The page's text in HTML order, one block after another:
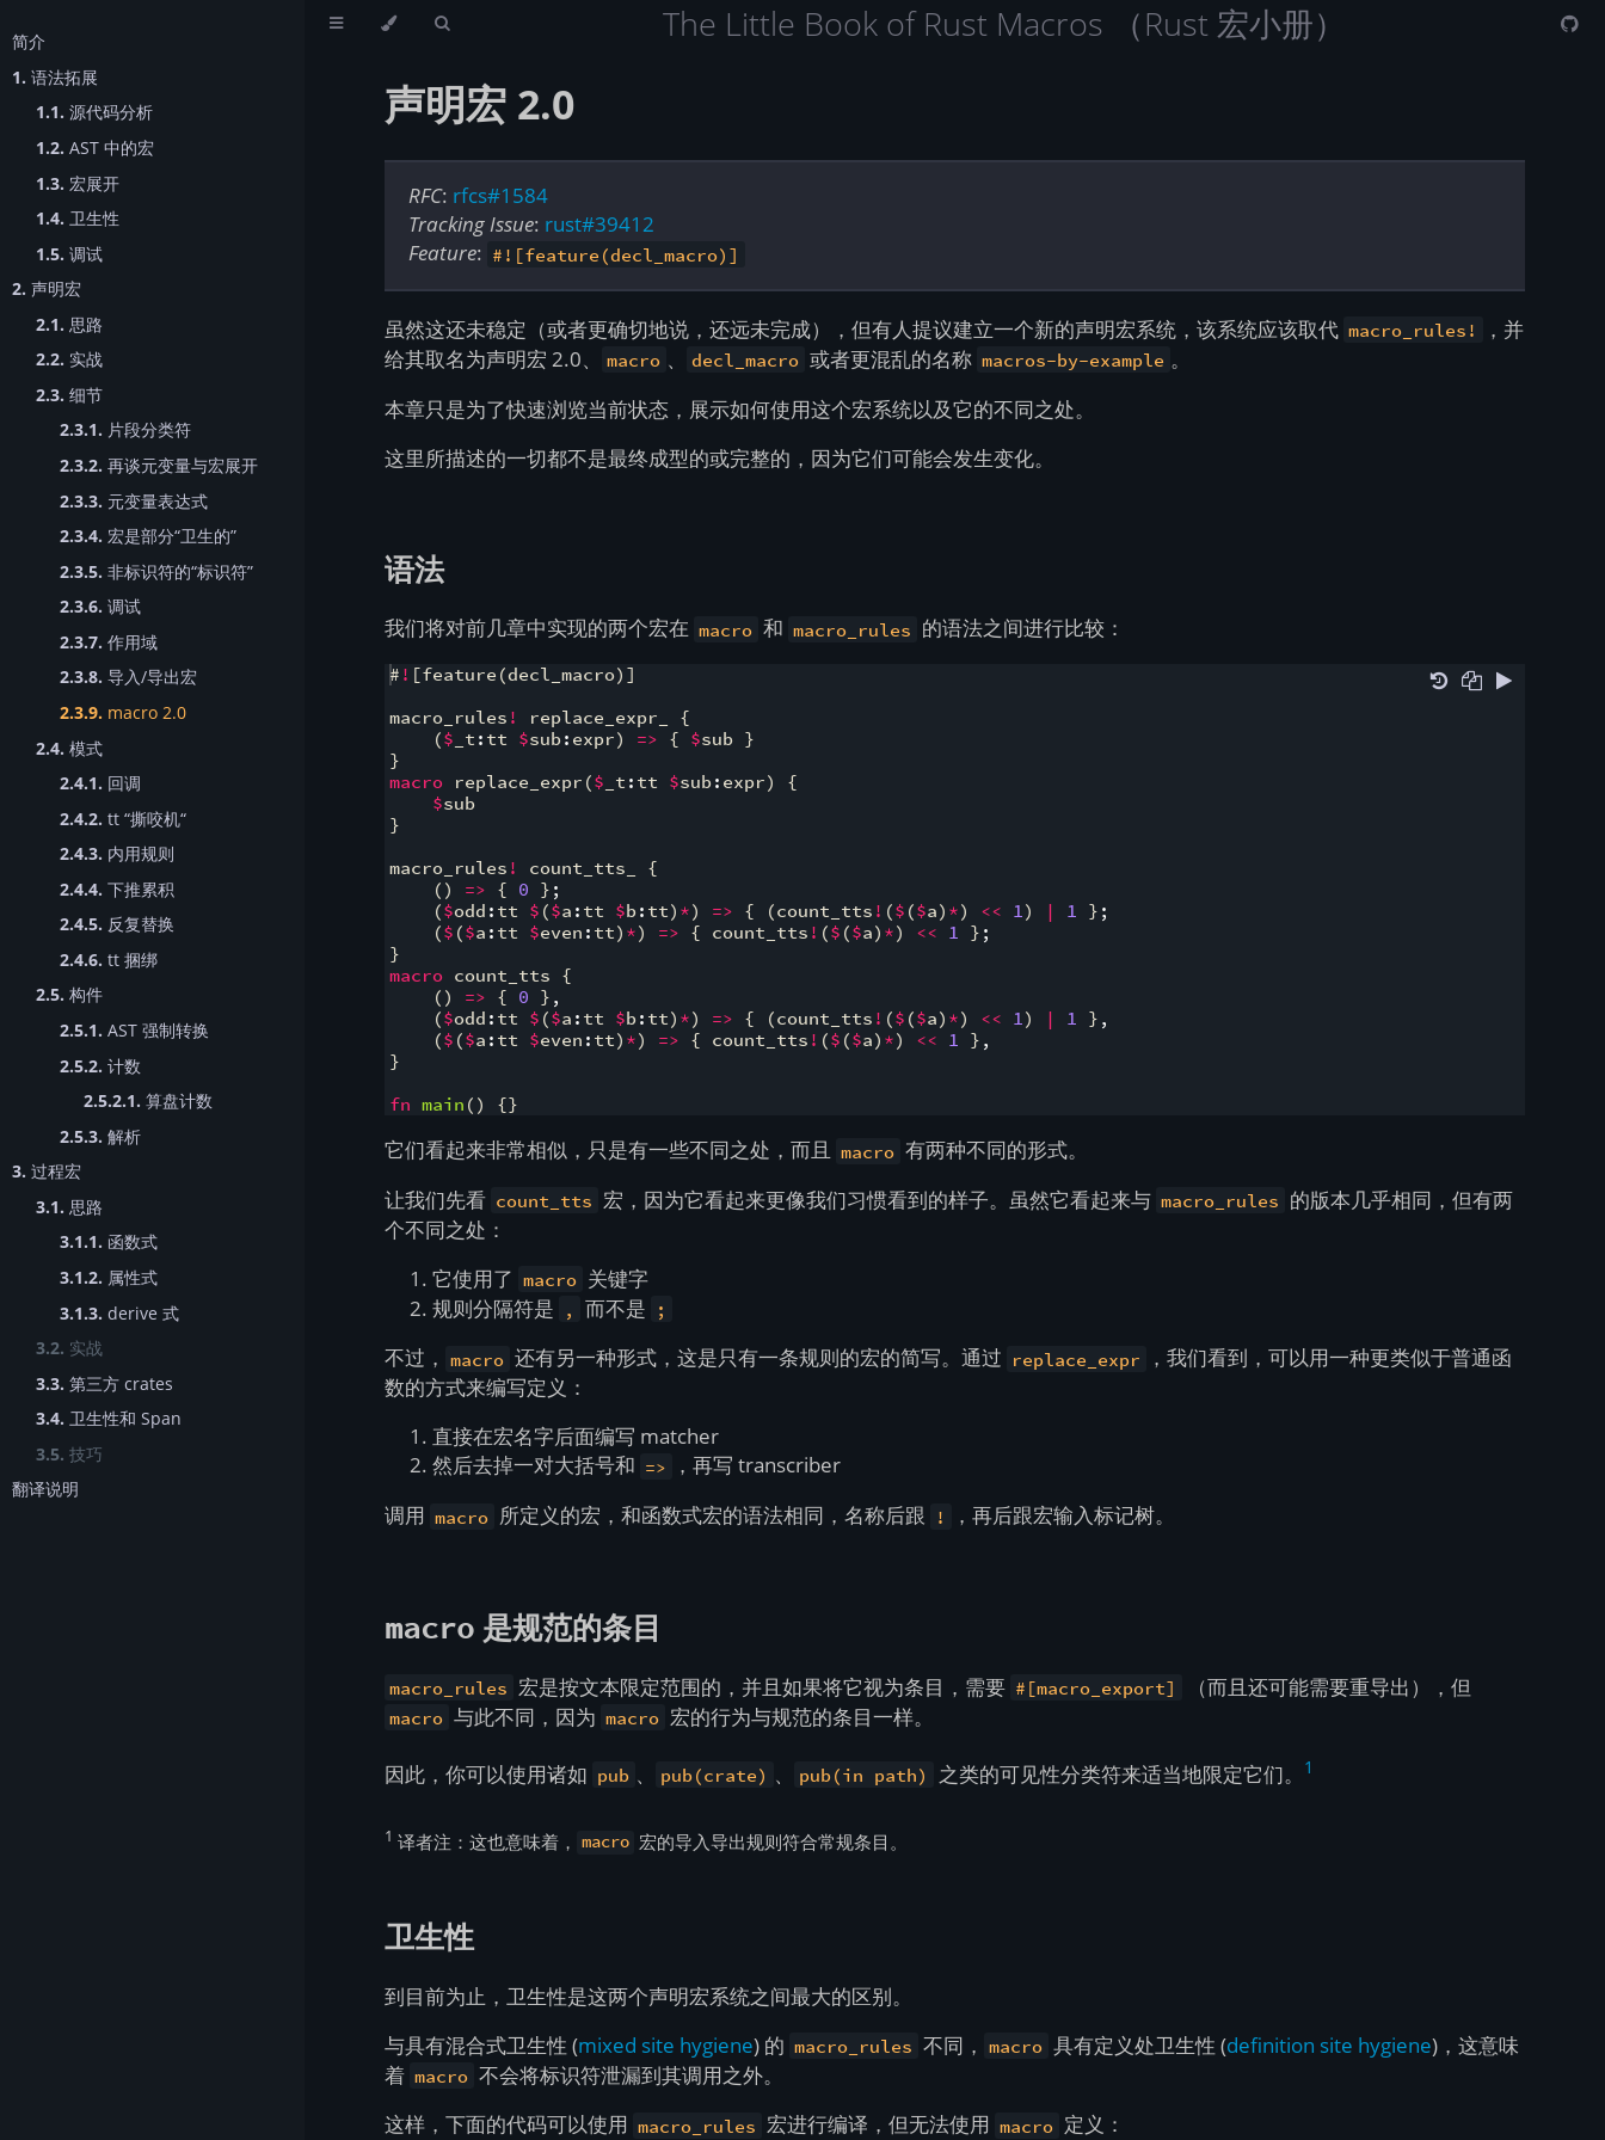
简介
1. 语法拓展
1.1. 源代码分析
1.2. AST 中的宏
1.3. 宏展开
1.4. 卫生性
1.5. 调试
2. 声明宏
2.1. 思路
2.2. 实战
2.3. 细节
2.3.1. 片段分类符
2.3.2. 再谈元变量与宏展开
2.3.3. 元变量表达式
2.3.4. 宏是部分“卫生的”
2.3.5. 非标识符的“标识符”
2.3.6. 调试
2.3.7. 作用域
2.3.8. 导入/导出宏
2.3.9. macro 2.0
2.4. 模式
2.4.1. 回调
2.4.2. tt “撕咬机“
2.4.3. 内用规则
2.4.4. 下推累积
2.4.5. 反复替换
2.4.6. tt 捆绑
2.5. 构件
2.5.1. AST 强制转换
2.5.2. 计数
2.5.2.1. 算盘计数
2.5.3. 解析
3. 过程宏
3.1. 思路
3.1.1. 函数式
3.1.2. 属性式
3.1.3. derive 式
3.2. 实战
3.3. 第三方 crates
3.4. 卫生性和 Span
3.5. 技巧
翻译说明
The Little Book of Rust Macros （Rust 宏小册）
声明宏 2.0
RFC: rfcs#1584
Tracking Issue: rust#39412
Feature: #![feature(decl_macro)]
虽然这还未稳定（或者更确切地说，还远未完成），但有人提议建立一个新的声明宏系统，该系统应该取代 macro_rules!
，并
给其取名为声明宏 2.0、
macro 、 decl_macro 或者更混乱的名称 macros-by-example 。
本章只是为了快速浏览当前状态，展示如何使用这个宏系统以及它的不同之处。
这里所描述的一切都不是最终成型的或完整的，因为它们可能会发生变化。
语法
我们将对前几章中实现的两个宏在 macro 和 macro_rules 的语法之间进行比较：
# ! [feature (decl_macro)]
macro_rules ! replace_expr_ {
($ _t : tt $sub: expr) => { $sub }
}
macro replace_expr ($ _t : tt $sub: expr)
{
$sub
}
macro_rules ! count_tts_ {
( ) => { 0 } ;
($odd : tt $ ($a : tt $b: tt) *) => { (count_tts ! ($ ($a) *) << 1) | 1 } ;
($ ($a : tt $even : tt) *) => { count_tts ! ($ ($a) *) << 1 } ;
}
macro count_tts {
( ) => { 0 } ,
($odd : tt $ ($a : tt $b: tt) *) => { (count_tts ! ($ ($a) *) << 1) | 1 } ,
($ ($a : tt $even : tt) *) => { count_tts ! ($ ($a) *) << 1 } ,
}
fn main ( ) {}
它们看起来非常相似，只是有一些不同之处，而且 macro 有两种不同的形式。
让我们先看 count_tts 宏，因为它看起来更像我们习惯看到的样子。虽然它看起来与 macro_rules 的版本几乎相同，但有两
个不同之处：
它使用了 macro 关键字
规则分隔符是
, 而不是 ;
不过， macro 还有另一种形式，这是只有一条规则的宏的简写。通过 replace_expr
，我们看到，可以用一种更类似于普通函
数的方式来编写定义：
直接在宏名字后面编写 matcher
然后去掉一对大括号和 =>
，再写 transcriber
调用 macro 所定义的宏，和函数式宏的语法相同，名称后跟 ! ，再后跟宏输入标记树。
macro是规范的条目
macro_rules 宏是按文本限定范围的，并且如果将它视为条目，需要 #[macro_export] （而且还可能需要重导出），但
macro 与此不同，因为 macro 宏的行为与规范的条目一样。
因此，你可以使用诸如 pub 、 pub(crate) 、 pub(in path) 之类的可见性分类符来适当地限定它们。 1
1 译者注：这也意味着， macro 宏的导入导出规则符合常规条目。
卫生性
到目前为止，卫生性是这两个声明宏系统之间最大的区别。
与具有混合式卫生性 (mixed site hygiene) 的 macro_rules 不同， macro 具有定义处卫生性 (definition site hygiene)，这意味
着 macro 不会将标识符泄漏到其调用之外。
这样，下面的代码可以使用 macro_rules 宏进行编译，但无法使用 macro 定义：